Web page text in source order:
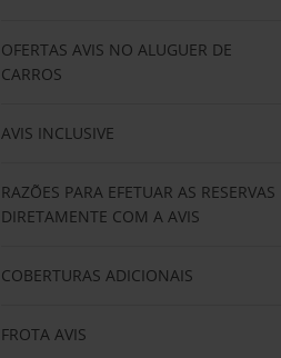
OFERTAS AVIS NO ALUGUER DE
CARROS
AVIS INCLUSIVE
RAZÕES PARA EFETUAR AS RESERVAS
DIRETAMENTE COM A AVIS
COBERTURAS ADICIONAIS
FROTA AVIS